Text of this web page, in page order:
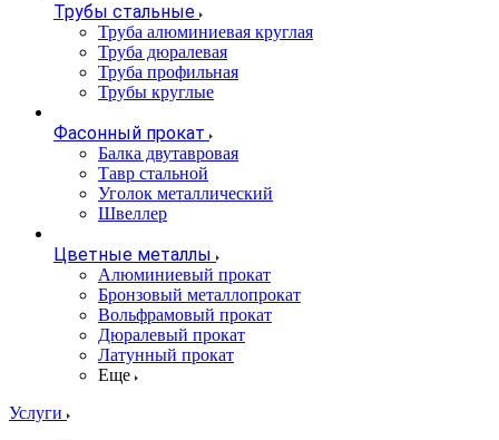
Трубы стальные
Труба алюминиевая круглая
Труба дюралевая
Труба профильная
Трубы круглые
Фасонный прокат
Балка двутавровая
Тавр стальной
Уголок металлический
Швеллер
Цветные металлы
Алюминиевый прокат
Бронзовый металлопрокат
Вольфрамовый прокат
Дюралевый прокат
Латунный прокат
Еще
Услуги